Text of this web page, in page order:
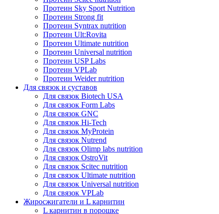
Протеин Sky Sport Nutrition
Протеин Strong fit
Протеин Syntrax nutrition
Протеин Ult:Rovita
Протеин Ultimate nutrition
Протеин Universal nutrition
Протеин USP Labs
Протеин VPLab
Протеин Weider nutrition
Для связок и суставов
Для связок Biotech USA
Для связок Form Labs
Для связок GNC
Для связок Hi-Tech
Для связок MyProtein
Для связок Nutrend
Для связок Olimp labs nutrition
Для связок OstroVit
Для связок Scitec nutrition
Для связок Ultimate nutrition
Для связок Universal nutrition
Для связок VPLab
Жиросжигатели и L карнитин
L карнитин в порошке